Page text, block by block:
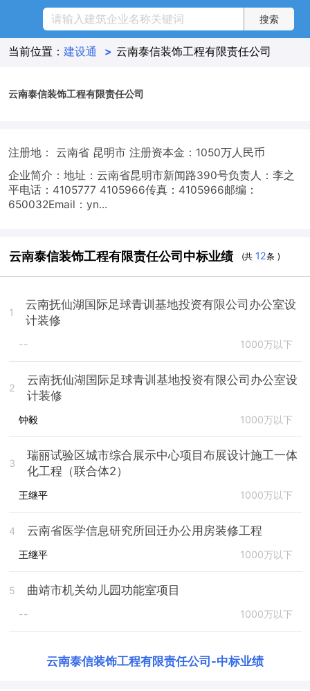
当前位置： 建设通 > 云南泰信装饰工程有限责任公司
云南泰信装饰工程有限责任公司
注册地： 云南省 昆明市 注册资本金：1050万人民币
企业简介：地址：云南省昆明市新闻路390号负责人：李之
平电话：4105777 4105966传真：4105966邮编：
650032Email：yn...
云南泰信装饰工程有限责任公司中标业绩 (共 12条 )
1
云南抚仙湖国际足球青训基地投资有限公司办公室设
计装修
-- 1000万以下
2
云南抚仙湖国际足球青训基地投资有限公司办公室设
计装修
钟毅 1000万以下
3
瑞丽试验区城市综合展示中心项目布展设计施工一体
化工程（联合体2）
王继平 1000万以下
4 云南省医学信息研究所回迁办公用房装修工程
王继平 1000万以下
5 曲靖市机关幼儿园功能室项目
-- 1000万以下
云南泰信装饰工程有限责任公司 -中标业绩